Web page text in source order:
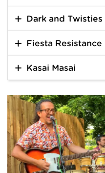
Dark and Twisties
Fiesta Resistance
Kasai Masai